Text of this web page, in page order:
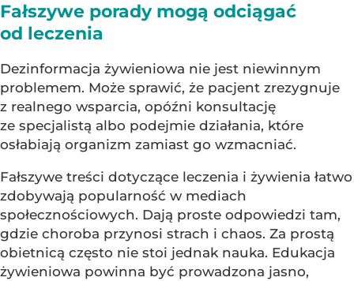
Fałszywe porady mogą odciągać
od leczenia
Dezinformacja żywieniowa nie jest niewinnym
problemem. Może sprawić, że pacjent zrezygnuje
z realnego wsparcia, opóźni konsultację
ze specjalistą albo podejmie działania, które
osłabiają organizm zamiast go wzmacniać.
Fałszywe treści dotyczące leczenia i żywienia łatwo
zdobywają popularność w mediach
społecznościowych. Dają proste odpowiedzi tam,
gdzie choroba przynosi strach i chaos. Za prostą
obietnicą często nie stoi jednak nauka. Edukacja
żywieniowa powinna być prowadzona jasno,